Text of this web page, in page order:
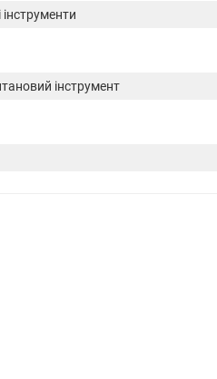
інструменти
інструмент